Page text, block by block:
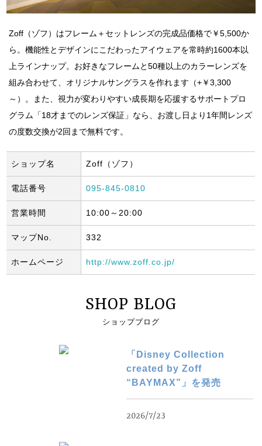
Zoff（ゾフ）はフレーム＋セットレンズの完成品価格で￥5,500か
ら。機能性とデザインにこだわったアイウェアを常時約1600本以
上ラインナップ。お好きなフレームと50種以上のカラーレンズを
組み合わせて、オリジナルサングラスを作れます（+￥3,300
～）。また、視力が変わりやすい成長期を応援するサポートプロ
グラム「18才までのレンズ保証」なら、お渡し日より1年間レンズ
の度数交換が2回まで無料です。
ショップ名 Zoff（ゾフ）
電話番号 095-845-0810
営業時間 10:00～20:00
マップNo. 332
ホームページ http://www.zoff.co.jp/
SHOP BLOG
ショップブログ
「Disney Collection
created by Zoff
“BAYMAX”」を発売
2026/7/23